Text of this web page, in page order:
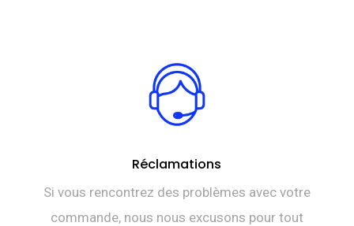
Réclamations
Si vous rencontrez des problèmes avec votre
commande, nous nous excusons pour tout